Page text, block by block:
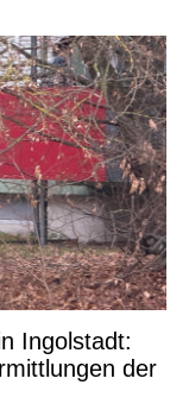
Ingolstadt:
der